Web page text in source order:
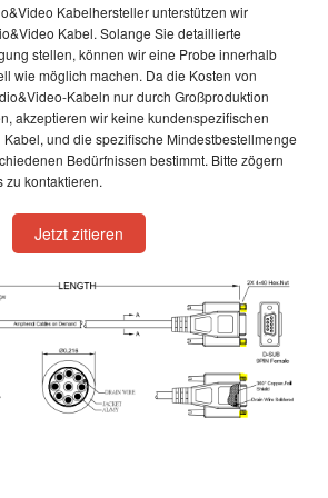
Kabelhersteller unterstützen wir
Kabel. Solange Sie detaillierte
stellen, können wir eine Probe innerhalb
wie möglich machen. Da die Kosten von
Kabeln nur durch Großproduktion
akzeptieren wir keine kundenspezifischen
und die spezifische Mindestbestellmenge
Bedürfnissen bestimmt. Bitte zögern
zu kontaktieren.
Jetzt zitieren